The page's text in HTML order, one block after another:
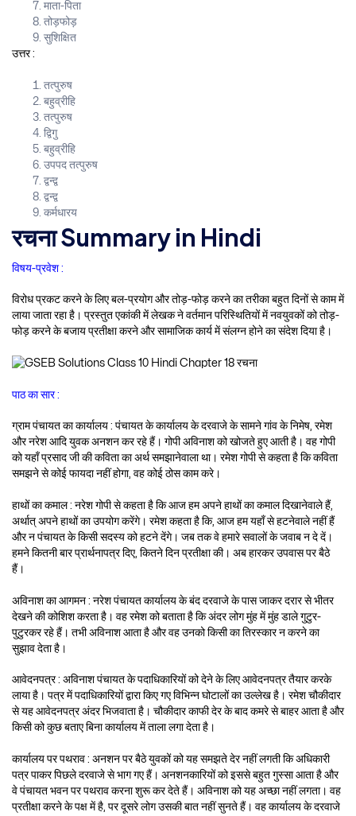
माता-पिता
तोड़फोड़
सुशिक्षित
उत्तर :
तत्पुरुष
बहुव्रीहि
तत्पुरुष
द्विगु
बहुव्रीहि
उपपद तत्पुरुष
द्वन्द्व
द्वन्द्व
कर्मधारय
रचना Summary in Hindi
विषय-प्रवेश :
विरोध प्रकट करने के लिए बल-प्रयोग और तोड़-फोड़ करने का तरीका बहुत दिनों से काम में
लाया जाता रहा है। प्रस्तुत एकांकी में लेखक ने वर्तमान परिस्थितियों में नवयुवकों को तोड़-
फोड़ करने के बजाय प्रतीक्षा करने और सामाजिक कार्य में संलग्न होने का संदेश दिया है।
पाठ का सार :
ग्राम पंचायत का कार्यालय : पंचायत के कार्यालय के दरवाजे के सामने गांव के निमेष, रमेश
और नरेश आदि युवक अनशन कर रहे हैं। गोपी अविनाश को खोजते हुए आती है। वह गोपी
को यहाँ प्रसाद जी की कविता का अर्थ समझानेवाला था। रमेश गोपी से कहता है कि कविता
समझने से कोई फायदा नहीं होगा, वह कोई ठोस काम करे।
हाथों का कमाल : नरेश गोपी से कहता है कि आज हम अपने हाथों का कमाल दिखानेवाले हैं,
अर्थात् अपने हाथों का उपयोग करेंगे। रमेश कहता है कि, आज हम यहाँ से हटनेवाले नहीं हैं
और न पंचायत के किसी सदस्य को हटने देंगे। जब तक वे हमारे सवालों के जवाब न दे दें।
हमने कितनी बार प्रार्थनापत्र दिए, कितने दिन प्रतीक्षा की। अब हारकर उपवास पर बैठे
हैं।
अविनाश का आगमन : नरेश पंचायत कार्यालय के बंद दरवाजे के पास जाकर दरार से भीतर
देखने की कोशिश करता है। वह रमेश को बताता है कि अंदर लोग मुंह में मुंह डाले गुटुर-
पुटुरकर रहे हैं। तभी अविनाश आता है और वह उनको किसी का तिरस्कार न करने का
सुझाव देता है।
आवेदनपत्र : अविनाश पंचायत के पदाधिकारियों को देने के लिए आवेदनपत्र तैयार करके
लाया है। पत्र में पदाधिकारियों द्वारा किए गए विभिन्न घोटालों का उल्लेख है। रमेश चौकीदार
से यह आवेदनपत्र अंदर भिजवाता है। चौकीदार काफी देर के बाद कमरे से बाहर आता है और
किसी को कुछ बताए बिना कार्यालय में ताला लगा देता है।
कार्यालय पर पथराव : अनशन पर बैठे युवकों को यह समझते देर नहीं लगती कि अधिकारी
पत्र पाकर पिछले दरवाजे से भाग गए हैं। अनशनकारियों को इससे बहुत गुस्सा आता है और
वे पंचायत भवन पर पथराव करना शुरू कर देते हैं। अविनाश को यह अच्छा नहीं लगता। वह
प्रतीक्षा करने के पक्ष में है, पर दूसरे लोग उसकी बात नहीं सुनते हैं। वह कार्यालय के दरवाजे